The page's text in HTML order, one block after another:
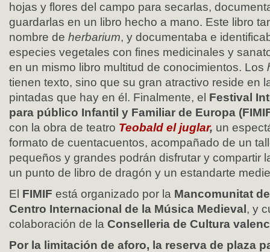
hojas y flores del campo para secarlas,
guardarlas en un libro hecho a mano. Este libro
nombre de herbarium, y documentaba e
especies vegetales con fines medicinales y
en un mismo libro multitud de conocimientos. Los
tienen texto, sino que su gran atractivo reside en
pintadas que hay en él. Finalmente, el Festival
para público Infantil y Familiar de Europa
con la obra de teatro Teobald el juglar, un
formato de cuentacuentos, acompañado de un
pequeños y grandes podrán disfrutar y compartir
un punto de libro de dragón y un estandarte
El FIMIF está organizado por la Mancomunitat
Centro Internacional de la Música Medieval , y
colaboración de la Conselleria de Cultura
Por la limitación de aforo, la reserva de plaza